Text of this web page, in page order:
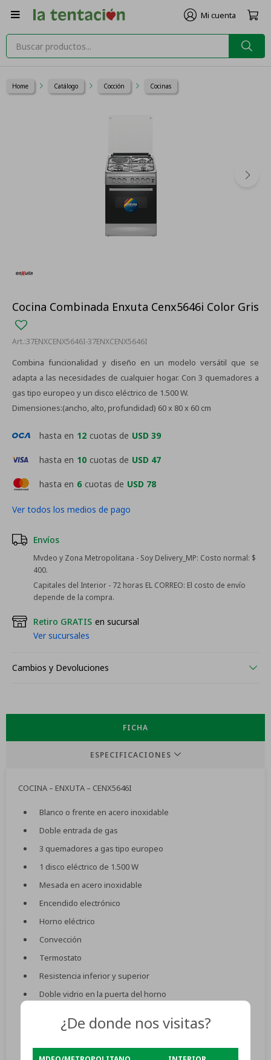

Home Catálogo Cocción Cocinas
Cocina Combinada Enxuta Cenx5646i Color Gris
37ENXCENX5646I-37ENXCENX5646I
Combina funcionalidad y diseño en un modelo versátil que se
adapta a las necesidades de cualquier hogar. Con 3 quemadores a
gas tipo europeo y un disco eléctrico de 1.500 W.
Dimensiones:(ancho, alto, profundidad) 60 x 80 x 60 cm
hasta en 6 cuotas de USD 78
hasta en 12 cuotas de USD 39
hasta en 10 cuotas de USD 47
Ver todos los medios de pago
Envíos
Mvdeo y Zona Metropolitana - Soy Delivery_MP: Costo normal: $
400.
Capitales del Interior - 72 horas EL CORREO: El costo de envío
depende de la compra.
Retiro GRATIS en sucursal
Ver sucursales
Cambios y Devoluciones
FICHA
ESPECIFICACIONES
COCINA – ENXUTA – CENX5646I
Blanco o frente en acero inoxidable
Doble entrada de gas
3 quemadores a gas tipo europeo
1 disco eléctrico de 1.500 W
Mesada en acero inoxidable
Encendido electrónico
Horno eléctrico
Convección
Termostato
Resistencia inferior y superior
Doble vidrio en la puerta del horno
Luz en el horno – Timer mecánico
Parrilla y bandeja para horno
¿De donde nos visitas?